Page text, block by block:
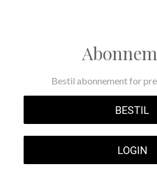
Bestil abonnement for
BESTIL
LOGIN